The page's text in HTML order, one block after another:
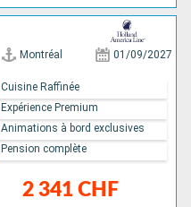
Montréal 01/09/2027
2 341 CHF
Cuisine Raffinée
Expérience Premium
Animations à bord exclusives
Pension complète